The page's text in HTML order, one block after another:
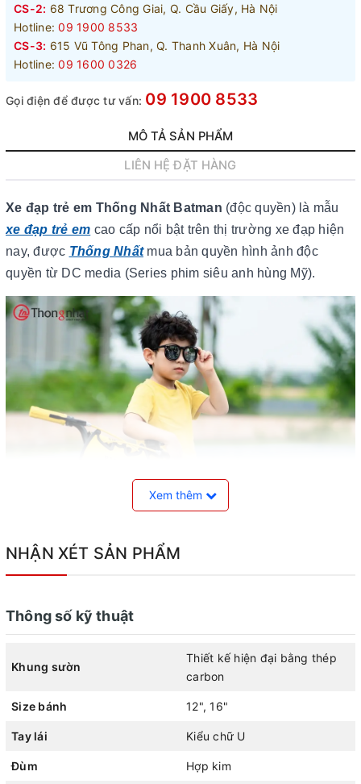
CS-2: 68 Trương Công Giai, Q. Cầu Giấy, Hà Nội
Hotline: 09 1900 8533
CS-3: 615 Vũ Tông Phan, Q. Thanh Xuân, Hà Nội
Hotline: 09 1600 0326
Gọi điện để được tư vấn: 09 1900 8533
MÔ TẢ SẢN PHẨM
LIÊN HỆ ĐẶT HÀNG
Xe đạp trẻ em Thống Nhất Batman (độc quyền) là mẫu
xe đạp trẻ em cao cấp nổi bật trên thị trường xe đạp hiện
nay, được Thống Nhấtmua bản quyền hình ảnh độc
quyền từ DC media (Series phim siêu anh hùng Mỹ).
Xe đạp trẻ em Thống Nhất Batman
da, lốp kenda khổ lớn chống mài mòn và chống trượt, vành
thép sơn tĩnh điện chống gỉ, xích chịu lực,...
Xem thêm
NHẬN XÉT SẢN PHẨM
Thông số kỹ thuật
Khung sườn
Thiết kế hiện đại bằng thép
carbon
Size bánh 12", 16"
Tay lái Kiểu chữ U
Đùm Hợp kim